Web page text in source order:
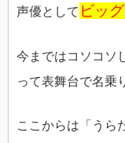
声優として ビッ
今まではコソコソ
って表舞台で名乗
ここからは「うら